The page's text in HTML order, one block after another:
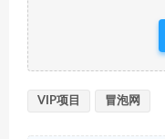
VIP项目 冒泡网